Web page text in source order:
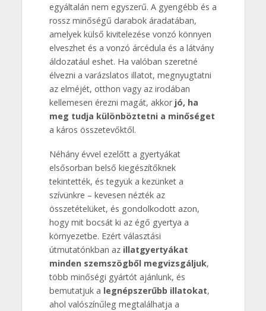
egyáltalán nem egyszerű. A gyengébb és a
rossz minőségű darabok áradatában,
amelyek külső kivitelezése vonzó könnyen
elveszhet és a vonzó árcédula és a látvány
áldozatául eshet. Ha valóban szeretné
élvezni a varázslatos illatot, megnyugtatni
az elméjét, otthon vagy az irodában
kellemesen érezni magát, akkor jó, ha
meg tudja különböztetni a minőséget
a káros összetevőktől.
Néhány évvel ezelőtt a gyertyákat
elsősorban belső kiegészítőknek
tekintették, és tegyük a kezünket a
szívünkre – kevesen nézték az
összetételüket, és gondolkodott azon,
hogy mit bocsát ki az égő gyertya a
környezetbe. Ezért választási
útmutatónkban az illatgyertyákat
minden szemszögből megvizsgáljuk,
több minőségi gyártót ajánlunk, és
bemutatjuk a legnépszerűbb illatokat,
ahol valószínűleg megtalálhatja a